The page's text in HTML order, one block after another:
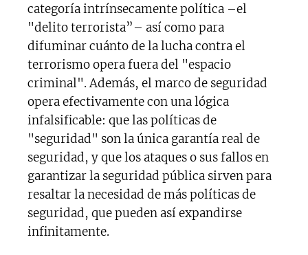
categoría intrínsecamente política –el
"delito terrorista”– así como para
difuminar cuánto de la lucha contra el
terrorismo opera fuera del "espacio
criminal". Además, el marco de seguridad
opera efectivamente con una lógica
infalsificable: que las políticas de
"seguridad" son la única garantía real de
seguridad, y que los ataques o sus fallos en
garantizar la seguridad pública sirven para
resaltar la necesidad de más políticas de
seguridad, que pueden así expandirse
infinitamente.